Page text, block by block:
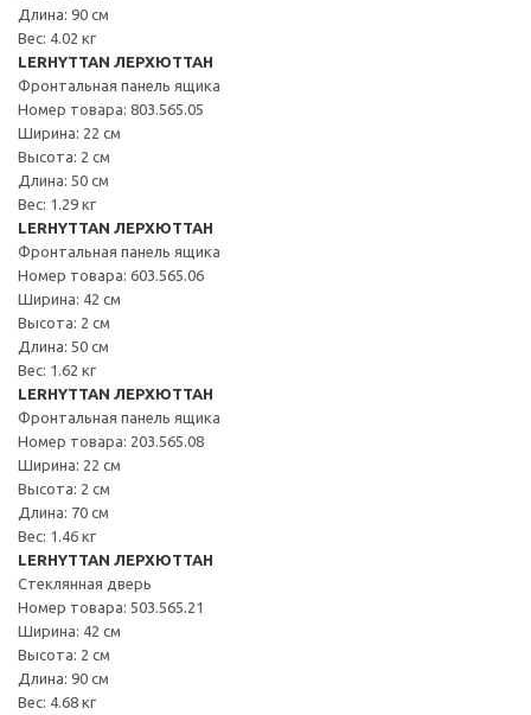
Длина: 90 см
Вес: 4.02 кг
LERHYTTAN ЛЕРХЮТТАН
Фронтальная панель ящика
Номер товара: 803.565.05
Ширина: 22 см
Высота: 2 см
Длина: 50 см
Вес: 1.29 кг
LERHYTTAN ЛЕРХЮТТАН
Фронтальная панель ящика
Номер товара: 603.565.06
Ширина: 42 см
Высота: 2 см
Длина: 50 см
Вес: 1.62 кг
LERHYTTAN ЛЕРХЮТТАН
Фронтальная панель ящика
Номер товара: 203.565.08
Ширина: 22 см
Высота: 2 см
Длина: 70 см
Вес: 1.46 кг
LERHYTTAN ЛЕРХЮТТАН
Стеклянная дверь
Номер товара: 503.565.21
Ширина: 42 см
Высота: 2 см
Длина: 90 см
Вес: 4.68 кг